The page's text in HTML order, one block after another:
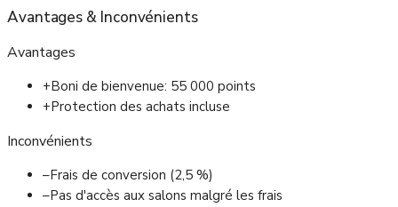
Avantages & Inconvénients
Avantages
+Boni de bienvenue: 55 000 points
+Protection des achats incluse
Inconvénients
–Frais de conversion (2,5 %)
–Pas d'accès aux salons malgré les frais